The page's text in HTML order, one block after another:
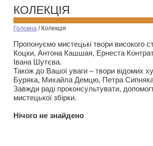
КОЛЕКЦІЯ
Головна / Колекція
Пропонуємо мистецькі твори високого
Коцки, Антона Кашшая, Ернеста
Івана Шутєва.
Також до Вашої уваги – твори відомих
Буряка, Михайла Демцю, Петра
Завжди раді проконсультувати,
мистецької збірки.
Нiчого не знайдено